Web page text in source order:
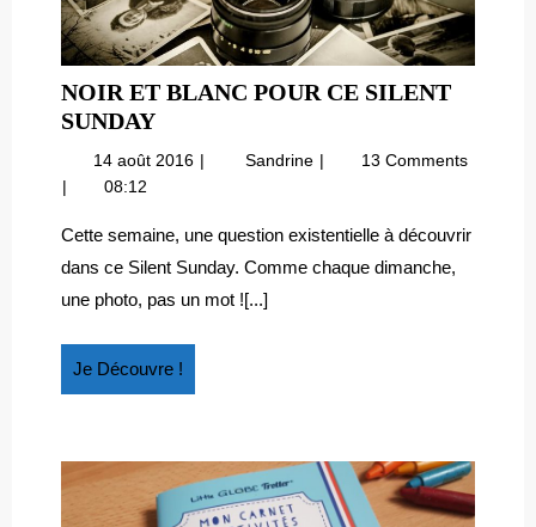
NOIR ET BLANC POUR CE SILENT
SUNDAYNOIR
ET
BLANC
CE
SILENT
SUNDAY
14 août 2016 14
Sandrine Noir
pour
ce
Silent
13 Comments
08:12
Cette semaine, une question existentielle à découvrir
dans ce Silent Sunday. Comme chaque dimanche,
une photo, pas un mot ![...]
Je Découvre !
Découvre